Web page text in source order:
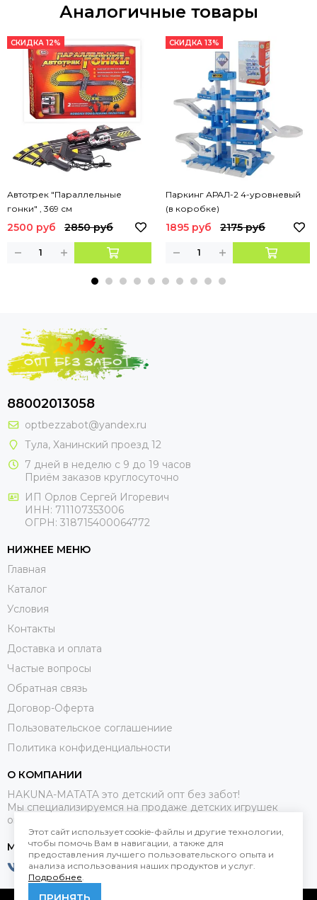
Аналогичные товары
СКИДКА 12%
Автотрек "Параллельные
гонки" , 369 см
2500 руб 2850 руб
СКИДКА 13%
Паркинг АРАЛ-2 4-уровневый
(в коробке)
1895 руб 2175 руб
88002013058
optbezzabot@yandex.ru
Тула, Ханинский проезд 12
7 дней в неделю с 9 до 19 часов
Приём заказов круглосуточно
ИП Орлов Сергей Игоревич
ИНН: 711107353006
ОГРН: 318715400064772
НИЖНЕЕ МЕНЮ
Главная
Каталог
Условия
Контакты
Доставка и оплата
Частые вопросы
Обратная связь
Договор-Оферта
Пользовательское соглашениие
Политика конфиденциальности
О КОМПАНИИ
HAKUNA-MATATA это детский опт без забот!
Мы специализируемся на продаже детских игрушек
оптом.
МЕССЕНДЖЕРЫ
Этот сайт использует cookie-файлы и другие технологии,
чтобы помочь Вам в навигации, а также для
предоставления лучшего пользовательского опыта и
анализа использования наших продуктов и услуг.
Подробнее.